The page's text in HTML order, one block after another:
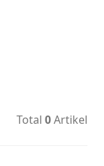
Total 0Artikel